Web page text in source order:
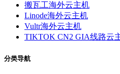
搬瓦工海外云主机
Linode海外云主机
Vultr海外云主机
TIKTOK CN2 GIA线路云
分类导航